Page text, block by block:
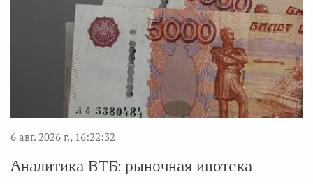
6 авг. 2026 г., 16:22:32
Аналитика ВТБ: рыночная ипотека